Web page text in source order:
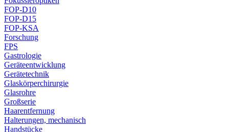
FOP-D10
FOP-D15
FOP-KSA
Forschung
FPS
Gastrologie
Geräteentwicklung
Gerätetechnik
Glaskörperchirurgie
Glasrohre
Großserie
Haarentfernung
Halterungen, mechanisch
Handstücke